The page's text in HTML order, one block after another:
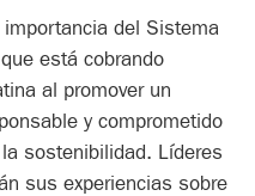
del Sistema
está cobrando
al promover un
y comprometido
sostenibilidad. Líderes
sus experiencias sobre